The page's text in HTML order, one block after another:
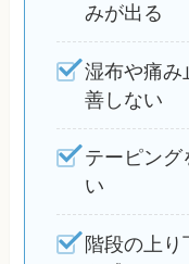
みが出る
湿布や痛み
善しない
テーピング
い
階段の上